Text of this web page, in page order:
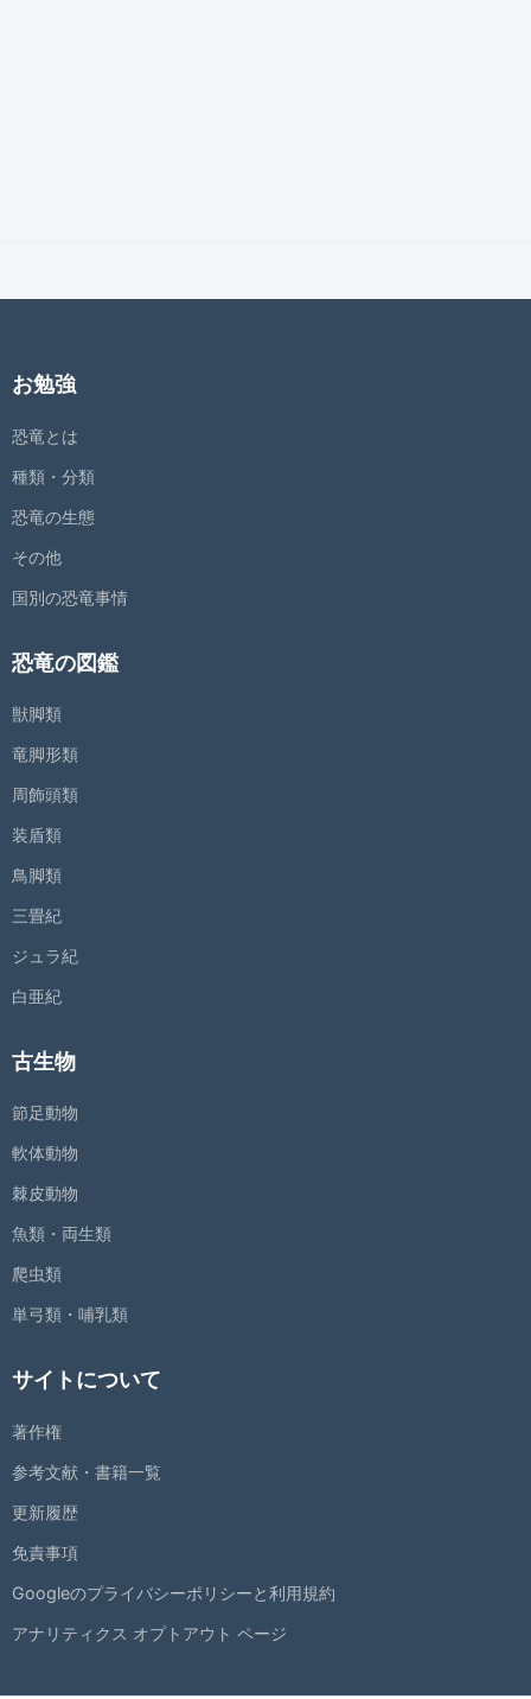
お勉強
恐竜とは
種類・分類
恐竜の生態
その他
国別の恐竜事情
恐竜の図鑑
獣脚類
竜脚形類
周飾頭類
装盾類
鳥脚類
三畳紀
ジュラ紀
白亜紀
古生物
節足動物
軟体動物
棘皮動物
魚類・両生類
爬虫類
単弓類・哺乳類
サイトについて
著作権
参考文献・書籍一覧
更新履歴
免責事項
Googleのプライバシーポリシーと利用規約
アナリティクス オプトアウト ページ